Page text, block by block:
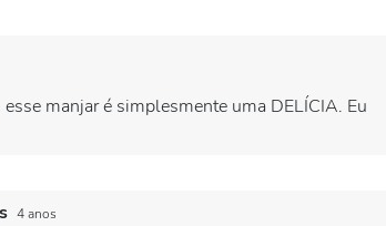
manjar é simplesmente uma DELÍCIA. Eu
4 anos